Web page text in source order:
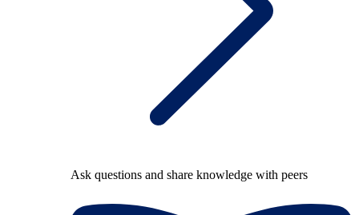
Ask questions and share knowledge with peers